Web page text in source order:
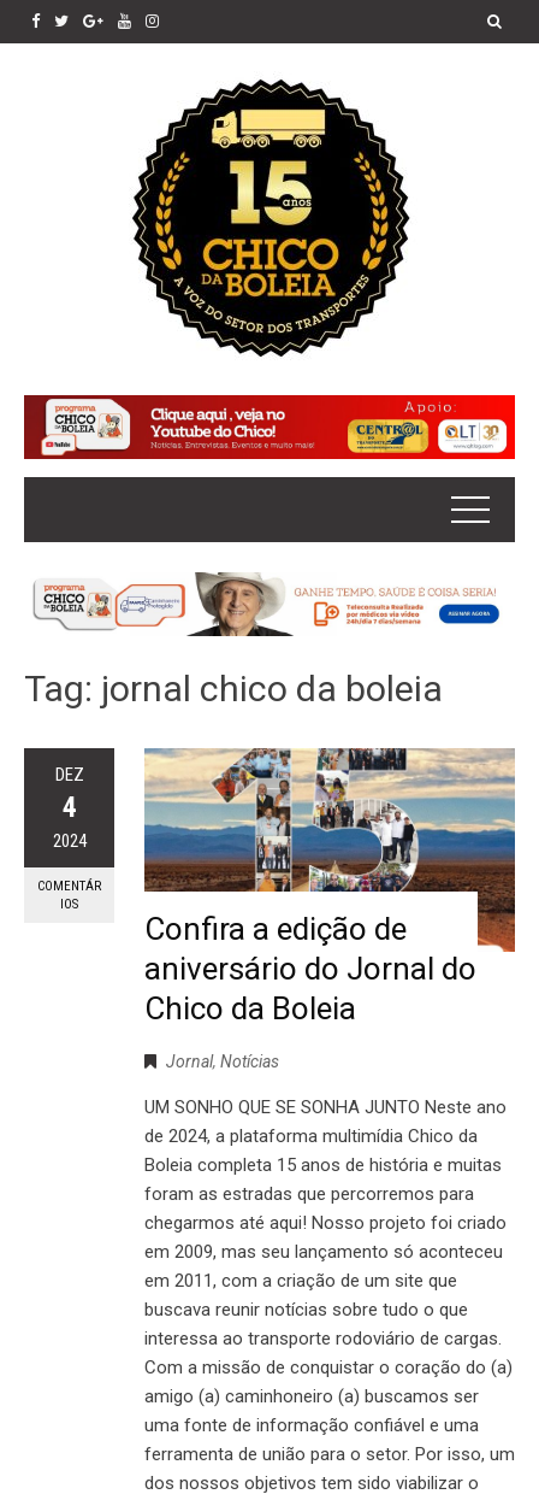
Tag: jornal chico da boleia
DEZ
4
2024
COMENTÁR
IOS
Confira a edição de
aniversário do Jornal do
Chico da Boleia
Jornal, Notícias
UM SONHO QUE SE SONHA JUNTO Neste ano
de 2024, a plataforma multimídia Chico da
Boleia completa 15 anos de história e muitas
foram as estradas que percorremos para
chegarmos até aqui! Nosso projeto foi criado
em 2009, mas seu lançamento só aconteceu
em 2011, com a criação de um site que
buscava reunir notícias sobre tudo o que
interessa ao transporte rodoviário de cargas.
Com a missão de conquistar o coração do (a)
amigo (a) caminhoneiro (a) buscamos ser
uma fonte de informação confiável e uma
ferramenta de união para o setor. Por isso, um
dos nossos objetivos tem sido viabilizar o